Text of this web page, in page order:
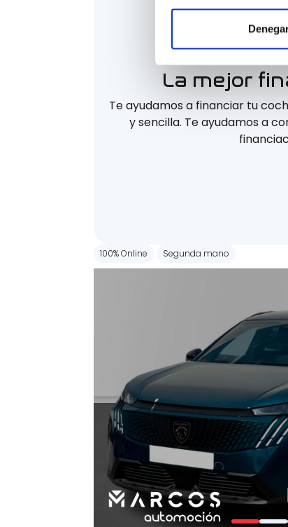
La mejor
Te ayudamos a financiar tu
y sencilla. Te ayudamos a
100% Online Segunda mano